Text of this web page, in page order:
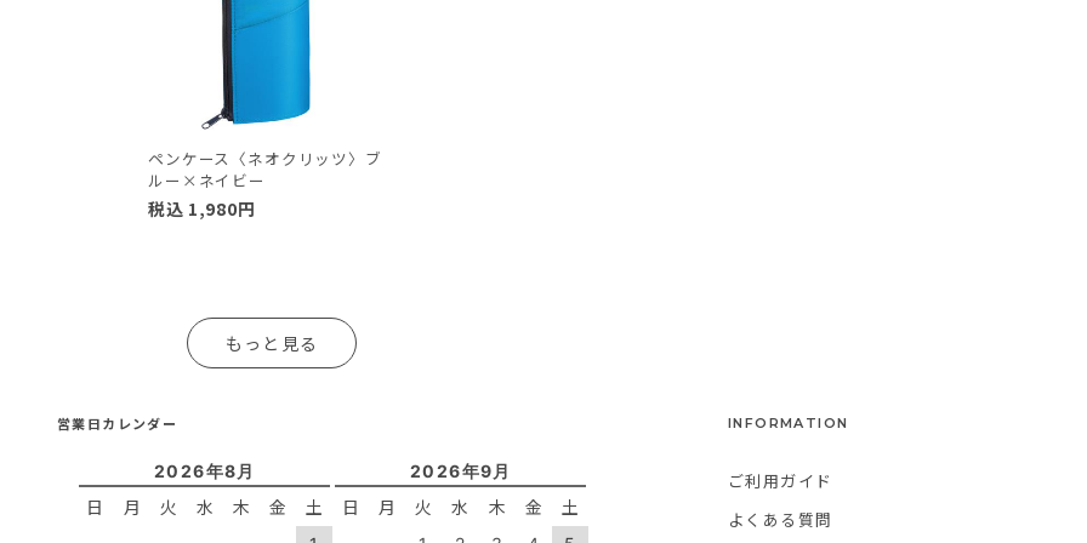
ペンケース〈ネオクリッツ〉ブ
ルー×ネイビー
税込 1,980円
もっと見る
営業日カレンダー
2026年8月
日 月 火 水 木 金 土
2026年9月
日 月 火 水 木 金 土
INFORMATION
ご利用ガイド
よくある質問